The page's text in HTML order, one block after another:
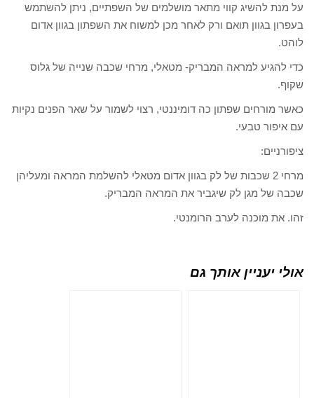
על מנת להשיג קווי מתאר מושלמים של השפתיים, ניתן להשתמש
בעפרון בגוון תואם ורק לאחר מכן למשוח את השפתון בגוון אדום
לוהט.
כדי להגיע למראה המבריק- מטאלי, מרחי שכבה שנייה של גלוס
שקוף.
כאשר מורחים שפתון כה דומיננטי, רצוי לשמור על שאר הפנים נקיות
עם איפור טבעי.
ציפורניים:
מרחי 2 שכבות של לק בגוון אדום מטאלי להשלמת המראה ומעליהן
שכבה של מגן לק שיגביר את המראה המבריק.
זהו. את מוכנה לערב הרומנטי.
אולי יעניין אותך גם